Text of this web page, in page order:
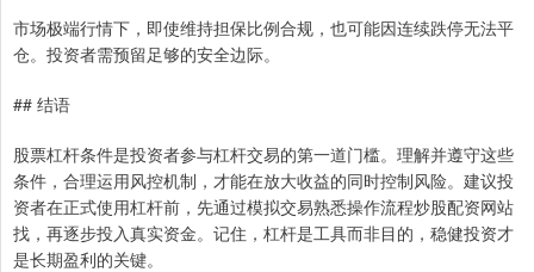
市场极端行情下，即使维持担保比例合规，也可能因连续跌停无法平
仓。投资者需预留足够的安全边际。
## 结语
股票杠杆条件是投资者参与杠杆交易的第一道门槛。理解并遵守这些
条件，合理运用风控机制，才能在放大收益的同时控制风险。建议投
资者在正式使用杠杆前，先通过模拟交易熟悉操作流程炒股配资网站
找，再逐步投入真实资金。记住，杠杆是工具而非目的，稳健投资才
是长期盈利的关键。